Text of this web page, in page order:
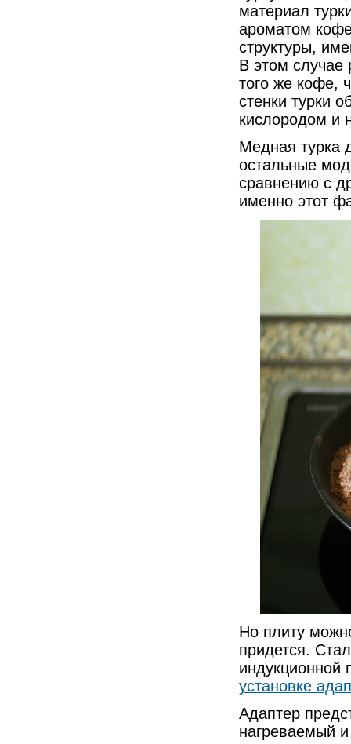
материал
ароматом
структуры,
В этом случае
того же кофе,
стенки турки
кислородом и
Медная турка
остальные
сравнению с
именно этот
Но плиту
придется.
установке
Адаптер
нагреваемый